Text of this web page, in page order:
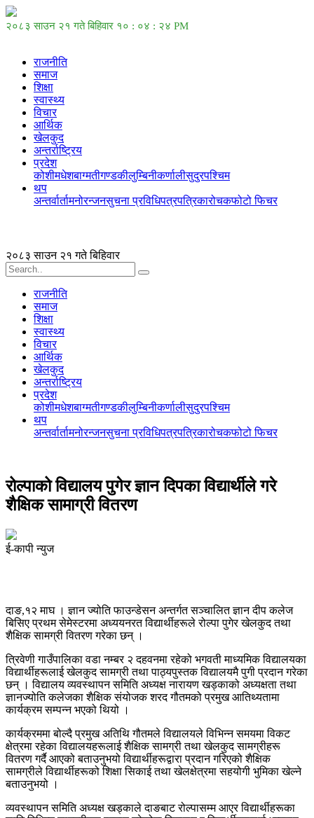
२०८३ साउन २१ गते बिहिवार १० : ०४ : २४ PM
राजनीति
समाज
शिक्षा
स्वास्थ्य
विचार
आर्थिक
खेलकुद
अन्तर्राष्ट्रिय
प्रदेश
कोशीमधेशबाग्मतीगण्डकीलुम्बिनीकर्णालीसुदुरपश्चिम
थप
अन्तर्वार्तामनोरन्जनसुचना प्रविधिपत्रपत्रिकारोचकफोटो फिचर
२०८३ साउन २१ गते बिहिवार
राजनीति
समाज
शिक्षा
स्वास्थ्य
विचार
आर्थिक
खेलकुद
अन्तर्राष्ट्रिय
प्रदेश
कोशीमधेशबाग्मतीगण्डकीलुम्बिनीकर्णालीसुदुरपश्चिम
थप
अन्तर्वार्तामनोरन्जनसुचना प्रविधिपत्रपत्रिकारोचकफोटो फिचर
रोल्पाको विद्यालय पुगेर ज्ञान दिपका विद्यार्थीले गरे
शैक्षिक सामाग्री वितरण
ई-कापी न्युज
दाङ,१२ माघ । ज्ञान ज्योति फाउन्डेसन अन्तर्गत सञ्चालित ज्ञान दीप कलेज
बिसिए प्रथम सेमेस्टरमा अध्ययनरत विद्यार्थीहरूले रोल्पा पुगेर खेलकुद तथा
शैक्षिक सामग्री वितरण गरेका छन् ।
त्रिवेणी गाउँपालिका वडा नम्बर २ दहवनमा रहेको भगवती माध्यमिक विद्यालयका
विद्यार्थीहरूलाई खेलकुद सामग्री तथा पाठ्यपुस्तक विद्यालयमै पुगी प्रदान गरेका
छन् । विद्यालय व्यवस्थापन समिति अध्यक्ष नारायण खड्काको अध्यक्षता तथा
ज्ञानज्योति कलेजका शैक्षिक संयोजक शरद गौतमको प्रमुख आतिथ्यतामा
कार्यक्रम सम्पन्न भएको थियो ।
कार्यक्रममा बोल्दै प्रमुख अतिथि गौतमले विद्यालयले विभिन्न समयमा विकट
क्षेत्रमा रहेका विद्यालयहरूलाई शैक्षिक सामग्री तथा खेलकुद सामग्रीहरू
वितरण गर्दै आएको बताउनुभयो विद्यार्थीहरूद्वारा प्रदान गरिएको शैक्षिक
सामग्रीले विद्यार्थीहरूको शिक्षा सिकाई तथा खेलक्षेत्रमा सहयोगी भुमिका खेल्ने
बताउनुभयो ।
व्यवस्थापन समिति अध्यक्ष खड्काले दाङबाट रोल्पासम्म आएर विद्यार्थीहरूका